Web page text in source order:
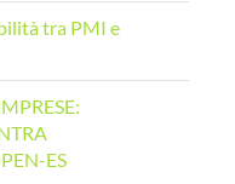
tra PMI e
ES